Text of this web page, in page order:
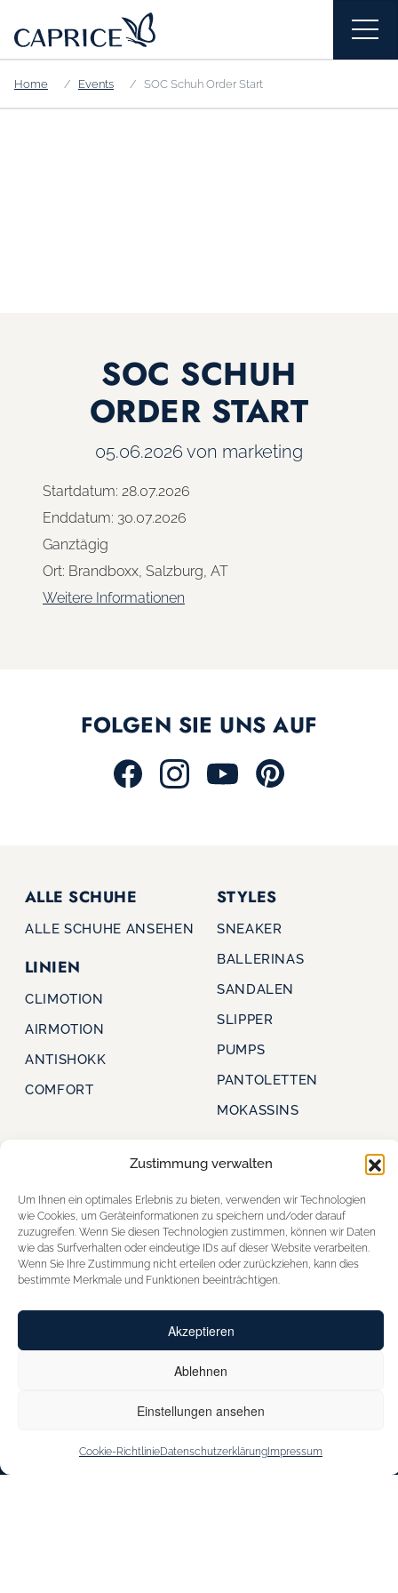
Zustimmung verwalten
Um Ihnen ein optimales Erlebnis zu bieten, verwenden wir Technologien
wie Cookies, um Geräteinformationen zu speichern und/oder darauf
zuzugreifen. Wenn Sie diesen Technologien zustimmen, können wir Daten
wie das Surfverhalten oder eindeutige IDs auf dieser Website verarbeiten.
Wenn Sie Ihre Zustimmung nicht erteilen oder zurückziehen, kann dies
bestimmte Merkmale und Funktionen beeinträchtigen.
Akzeptieren
Ablehnen
Einstellungen ansehen
Cookie-RichtlinieDatenschutzerklärung Impressum
Home Events SOC Schuh Order Start
SOC SCHUH
ORDER START
05.06.2026 von marketing
Startdatum: 28.07.2026
Enddatum: 30.07.2026
Ganztägig
Ort: Brandboxx, Salzburg, AT
Weitere Informationen
FOLGEN SIE UNS AUF
ALLE SCHUHE
ALLE SCHUHE ANSEHEN
LINIEN
CLIMOTION
AIRMOTION
ANTISHOKK
COMFORT
STYLES
SNEAKER
BALLERINAS
SANDALEN
SLIPPER
PUMPS
PANTOLETTEN
MOKASSINS
STARTSEITE
INSPIRATION
CAPRICE
FÜR HÄNDLER
MESSEN
VERTRETUNGEN
SHOE OUTLET